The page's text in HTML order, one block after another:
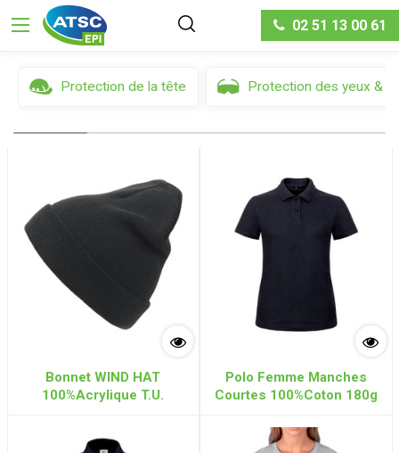
02 51 13 00 61
Filtres Trier par
Protection de la tête Protection des yeux &
Bonnet WIND HAT
100%Acrylique T.U.
Polo Femme Manches
Courtes 100%Coton 180g